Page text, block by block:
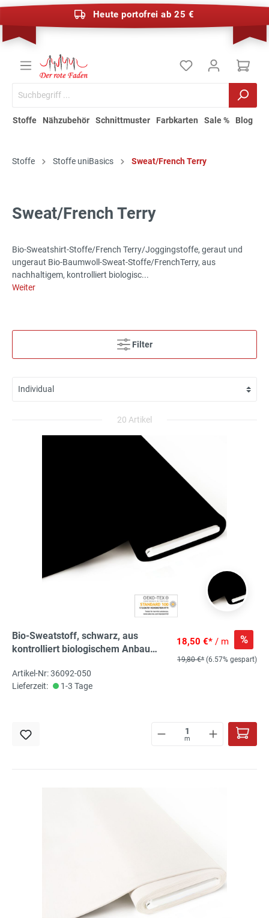
Heute portofrei ab 25 €
Stoffe Nähzubehör Schnittmuster Farbkarten Sale % Blog
Stoffe Stoffe uniBasics Sweat/French Terry
Sweat/French Terry
Bio-Sweatshirt-Stoffe/French Terry/Joggingstoffe, geraut und
ungeraut Bio-Baumwoll-Sweat-Stoffe/FrenchTerry, aus
nachhaltigem, kontrolliert biologisc...
Weiter
Filter
20 Artikel
Bio-Sweatstoff, schwarz, aus
kontrolliert biologischem Anbau
breit
18,50 €* / m %
19,80 €* (6.57% gespart)
Artikel-Nr: 36092-050
Lieferzeit:
1-3 Tage
m